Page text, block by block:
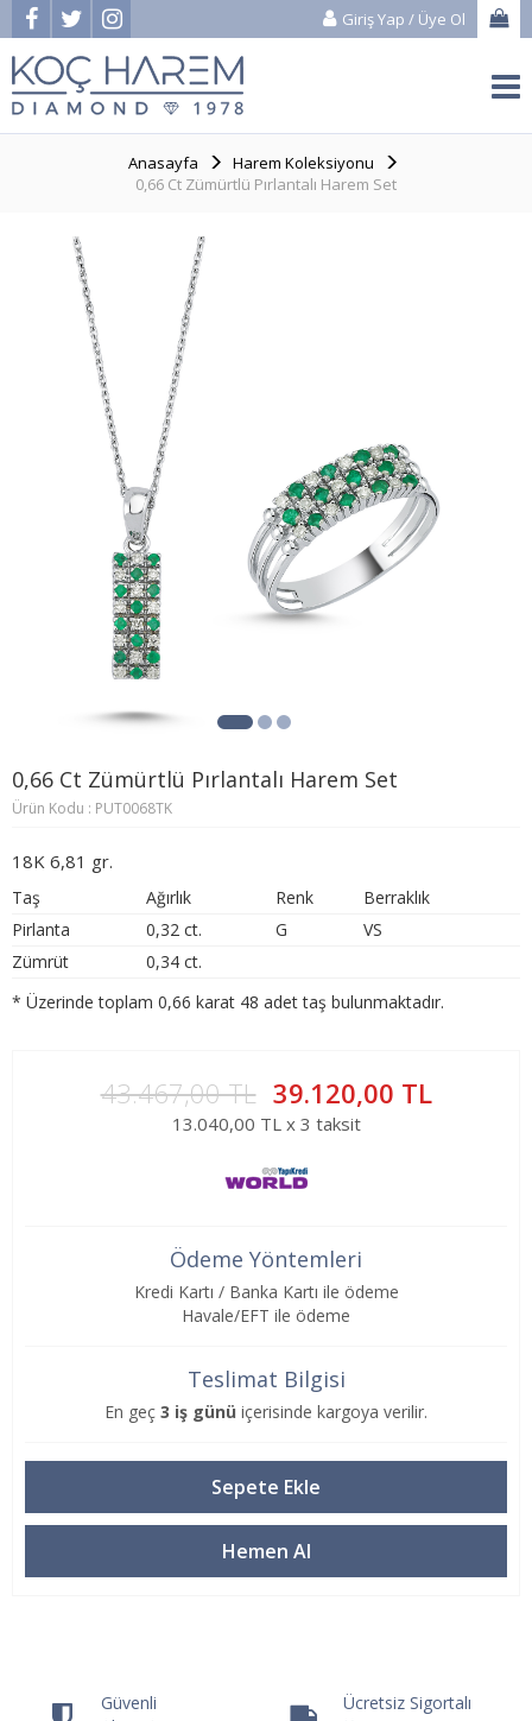
Giriş Yap / Üye Ol
Anasayfa
Harem Koleksiyonu
0,66 Ct Zümürtlü Pırlantalı Harem Set
0,66 Ct Zümürtlü Pırlantalı Harem Set
Ürün Kodu : PUT0068TK
18K 6,81 gr.
Taş Ağırlık Renk
Berraklık
Pirlanta
0,32 ct. G
VS
Zümrüt
0,34 ct.
* Üzerinde toplam 0,66 karat 48 adet taş bulunmaktadır.
43.467,00 TL 39.120,00 TL
13.040,00 TL x 3 taksit
Ödeme Yöntemleri
Kredi Kartı / Banka Kartı ile ödeme
Havale/EFT ile ödeme
Teslimat Bilgisi
En geç 3 iş günü içerisinde kargoya verilir.
Güvenli
Ücretsiz Sigortalı